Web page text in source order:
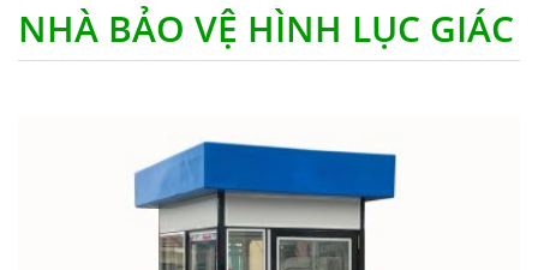
NHÀ BẢO VỆ HÌNH LỤC GIÁC